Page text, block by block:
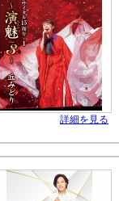
詳細を見る